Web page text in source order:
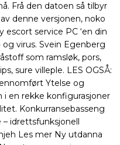
Frå den datoen så tilbyr
denne versjonen, noko
service PC ‘en din
virus. Svein Egenberg
som ramsløk, pors,
sure villeple. LES OGSÅ:
Ytelse og
en rekke konfigurasjoner
Konkurransebasseng
idrettsfunksjonell
Les mer Ny utdanna